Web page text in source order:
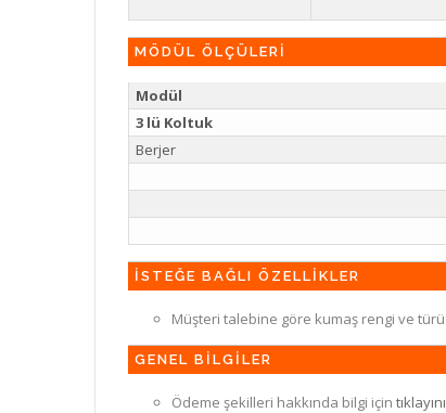
MÖDÜL ÖLÇÜLERİ
Modül
3 lü Koltuk
Berjer
İSTEĞE BAĞLI ÖZELLİKLER
Müşteri talebine göre kumaş rengi ve
GENEL BİLGİLER
Ödeme şekilleri hakkında bilgi için